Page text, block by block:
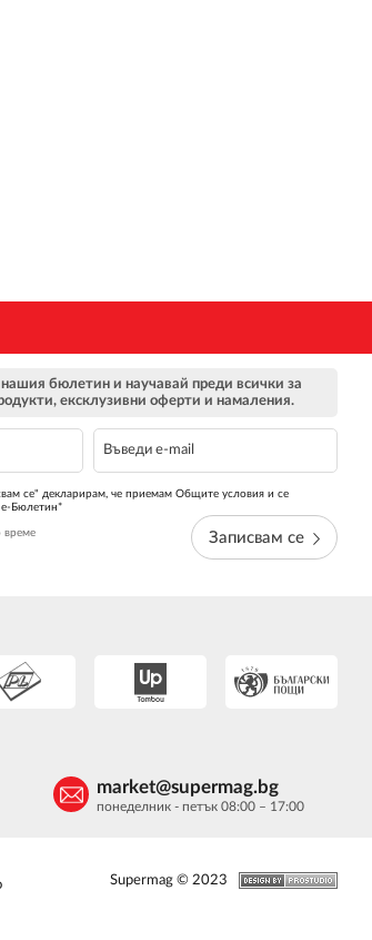
бюлетин и научавай преди всички за
ексклузивни оферти и намаления.
се" декларирам, че приемам Общите условия и се
е-Бюлетин*
време Записвам се
market@supermag.bg
понеделник - петък 08:00 – 17:00
Supermag © 2023